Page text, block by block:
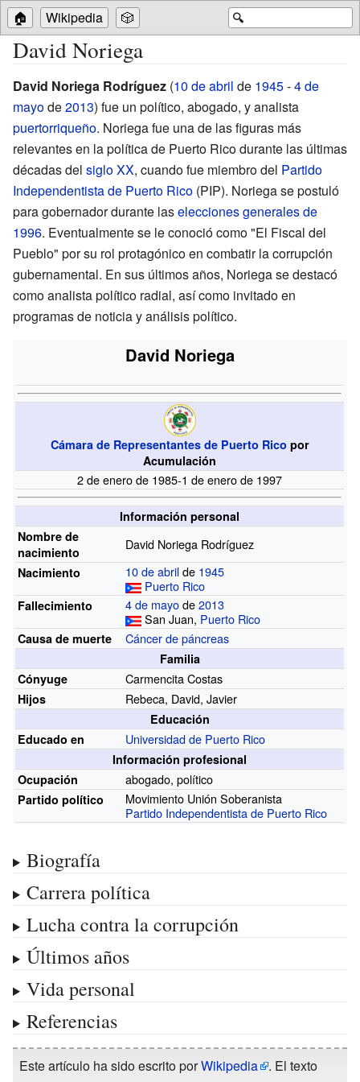
🔍
🏠 Wikipedia 🎲
David Noriega
David Noriega Rodríguez (10 de abril de 1945-4 de
mayode2013) fue un político, abogado, y analista
puertorriqueño. Noriega fue una de las figuras más
relevantes en la política de Puerto Rico durante las últimas
décadas del siglo XX, cuando fue miembro del Partido
Independentista de Puerto Rico (PIP). Noriega se postuló
para gobernador durante laselecciones generales de
1996. Eventualmente se le conoció como "El Fiscal del
Pueblo" por su rol protagónico en combatir la corrupción
gubernamental. En sus últimos años, Noriega se destacó
como analista político radial, así como invitado en
programas de noticia y análisis político.
David Noriega
Cámara de Representantes de Puerto Rico por
Acumulación
2 de enero de 1985-1 de enero de 1997
Información personal
Nombre de
nacimiento
David Noriega Rodríguez
Nacimiento 10 de abrilde 1945
Puerto Rico
Fallecimiento 4 de mayode2013
San Juan, Puerto Rico
Causa de muerte Cáncer de páncreas
Familia
Cónyuge
Carmencita Costas
Hijos Rebeca, David, Javier
Educación
Educado en
Universidad de Puerto Rico
Información profesional
Ocupación
abogado, político
Partido político
Movimiento Unión Soberanista
Partido Independentista de Puerto Rico
Biografía
Carrera política
Lucha contra la corrupción
Últimos años
Vida personal
Referencias
Este artículo ha sido escrito porWikipedia
. El texto